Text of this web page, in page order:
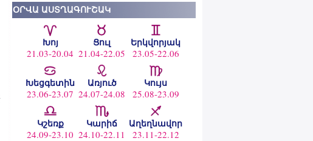
ՕՐՎԱ ԱՍՏՂԱԳՈՒՇԱԿ
Խոյ
21.03-20.04
Ցուլ
21.04-22.05
Երկվորյակ
23.05-22.06
Խեցգետին
23.06-23.07
Առյուծ
24.07-24.08
Կույս
25.08-23.09
Կշեռք
24.09-23.10
Կարիճ
24.10-22.11
Աղեղնավոր
23.11-22.12